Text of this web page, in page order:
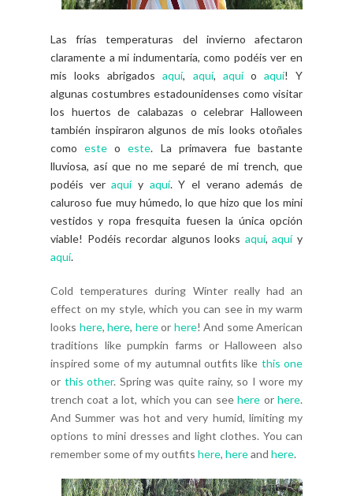
Las frías temperaturas del invierno afectaron
claramente a mi indumentaria, como podéis ver en
mis looks abrigadosaquí, aquí, aquío aquí! Y
algunas costumbres estadounidenses como visitar
los huertos de calabazas o celebrar Halloween
también inspiraron algunos de mis looks otoñales
comoeste oeste. La primavera fue bastante
lluviosa, así que no me separé de mi trench, que
podéis veraquíy aquí. Y el verano además de
caluroso fue muy húmedo, lo que hizo que los mini
vestidos y ropa fresquita fuesen la única opción
viable! Podéis recordar algunos looks aquí,aquíy
aquí.
Cold temperatures during Winter really had an
effect on my style, which you can see in my warm
looks here, here, hereor here! And some American
traditions like pumpkin farms or Halloween also
inspired some of my autumnal outfits like this one
or this other. Spring was quite rainy, so I wore my
trench coat a lot, which you can seehere orhere.
And Summer was hot and very humid, limiting my
options to mini dresses and light clothes. You can
remember some of my outfits here, hereand here.